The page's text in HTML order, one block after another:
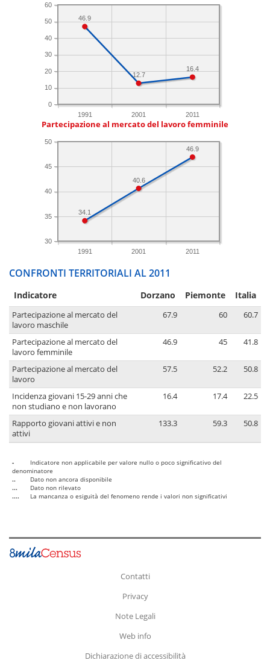
1991 2001 2011
0
10
20
30
40
50
60
16.4
12.7
46.9
Partecipazione al mercato del lavoro femminile
1991 2001 2011
30
35
40
45
50
46.9
40.6
34.1
CONFRONTI TERRITORIALI AL 2011
Indicatore Dorzano Piemonte Italia
Partecipazione al mercato del
lavoro maschile
67.9 60 60.7
Partecipazione al mercato del
lavoro femminile
46.9 45 41.8
Partecipazione al mercato del
lavoro
57.5 52.2 50.8
Incidenza giovani 15-29 anni che
non studiano e non lavorano
16.4 17.4 22.5
Rapporto giovani attivi e non
attivi
133.3 59.3 50.8
-
Indicatore non applicabile per valore nullo o poco significativo del
denominatore
..
Dato non ancora disponibile
...
Dato non rilevato
....
La mancanza o esiguità del fenomeno rende i valori non significativi
Contatti
Privacy
Note Legali
Web info
Dichiarazione di accessibilità